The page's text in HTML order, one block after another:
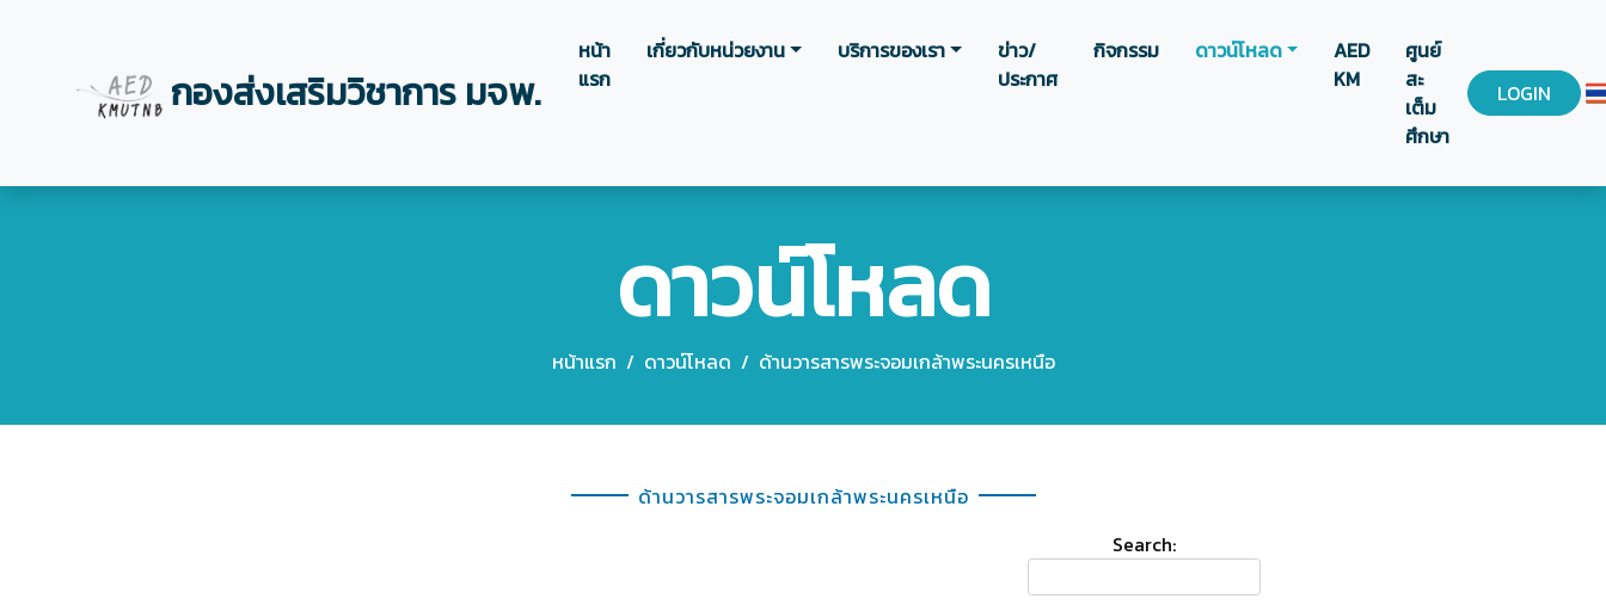
กองส่งเสริมวิชาการ มจพ.
หน้า
แรก
เกี่ยวกับหน่วยงาน บริการของเรา
ข่าว/
ประกาศ
กิจกรรม ดาวน์โหลด
AED
KM
ศูนย์
สะ
เต็ม
ศึกษา
LOGIN
ดาวน์โหลด
หน้าแรก / ดาวน์โหลด / ด้านวารสารพระจอมเกล้าพระนครเหนือ
ด้านวารสารพระจอมเกล้าพระนครเหนือ
Search: